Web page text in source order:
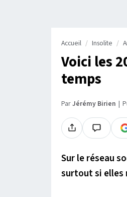
Accueil Insolite
Voici les
temps
ParJérémy Birien
Sur le réseau
surtout si elles